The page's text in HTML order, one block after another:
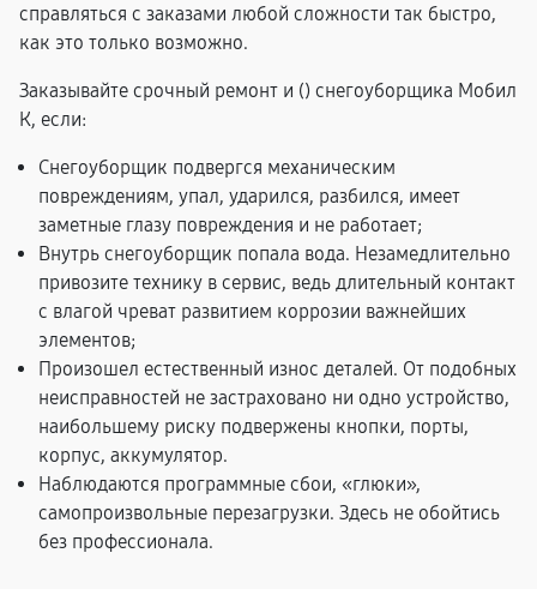
справляться с заказами любой сложности так быстро,
как это только возможно.
Заказывайте срочный ремонт и () снегоуборщика Мобил
К, если:
Снегоуборщик подвергся механическим
повреждениям, упал, ударился, разбился, имеет
заметные глазу повреждения и не работает;
Внутрь снегоуборщик попала вода. Незамедлительно
привозите технику в сервис, ведь длительный контакт
с влагой чреват развитием коррозии важнейших
элементов;
Произошел естественный износ деталей. От подобных
неисправностей не застраховано ни одно устройство,
наибольшему риску подвержены кнопки, порты,
корпус, аккумулятор.
Наблюдаются программные сбои, «глюки»,
самопроизвольные перезагрузки. Здесь не обойтись
без профессионала.